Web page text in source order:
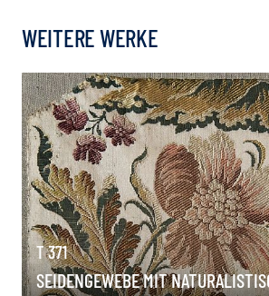
WEITERE WERKE
T 371
SEIDENGEWEBE MIT